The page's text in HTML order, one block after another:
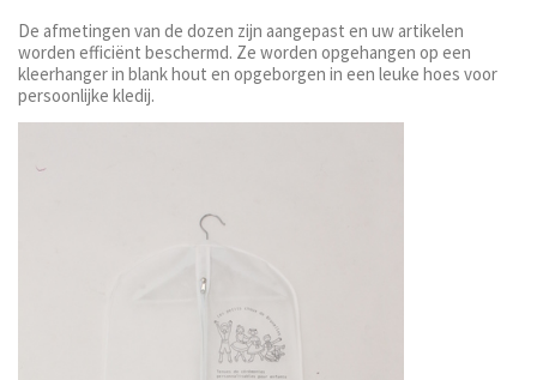
De afmetingen van de dozen zijn aangepast en uw artikelen
worden efficiënt beschermd. Ze worden opgehangen op een
kleerhanger in blank hout en opgeborgen in een leuke hoes voor
persoonlijke kledij.